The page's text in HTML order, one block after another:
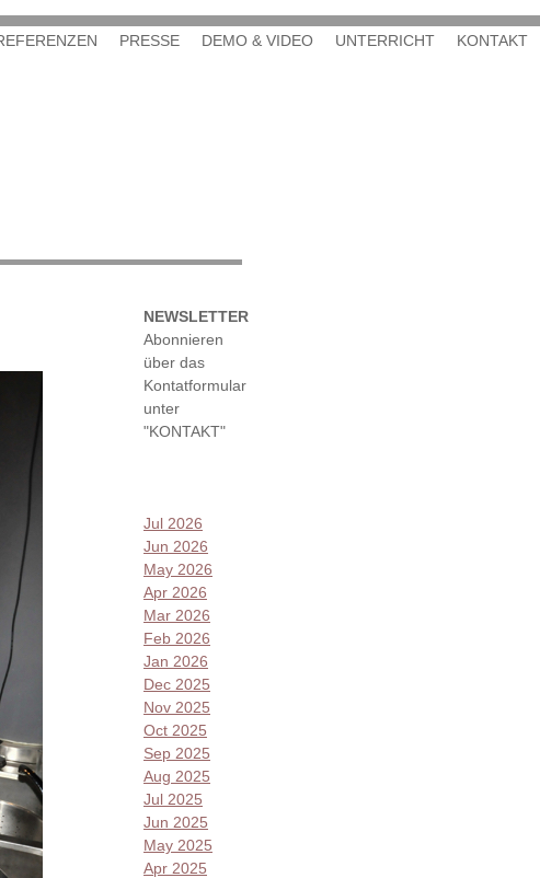
PRESSE DEMO & VIDEO UNTERRICHT KONTAKT
NEWSLETTER
Abonnieren
über das
Kontatformular
unter
"KONTAKT"
Jul 2026
Jun 2026
May 2026
Apr 2026
Mar 2026
Feb 2026
Jan 2026
Dec 2025
Nov 2025
Oct 2025
Sep 2025
Aug 2025
Jul 2025
Jun 2025
May 2025
Apr 2025